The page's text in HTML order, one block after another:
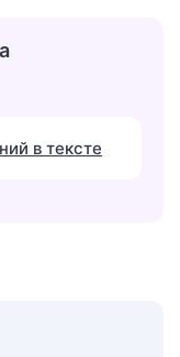
в тексте